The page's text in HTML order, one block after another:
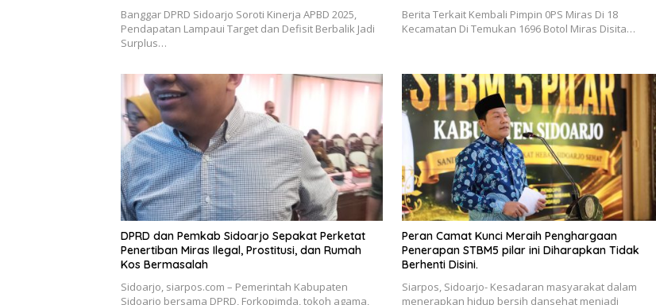
Banggar DPRD Sidoarjo Soroti Kinerja APBD 2025,
Pendapatan Lampaui Target dan Defisit Berbalik Jadi
Surplus…
Berita Terkait Kembali Pimpin 0PS Miras Di 18
Kecamatan Di Temukan 1696 Botol Miras Disita…
DPRD dan Pemkab Sidoarjo Sepakat Perketat
Penertiban Miras Ilegal, Prostitusi, dan Rumah
Kos Bermasalah
Sidoarjo, siarpos.com – Pemerintah Kabupaten
Sidoarjo bersama DPRD, Forkopimda, tokoh agama,
Peran Camat Kunci Meraih Penghargaan
Penerapan STBM5 pilar ini Diharapkan Tidak
Berhenti Disini.
Siarpos, Sidoarjo- Kesadaran masyarakat dalam
menerapkan hidup bersih dansehat menjadi